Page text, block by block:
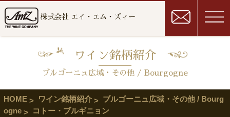
株式会社 エイ・エム・ズィー
ワイン銘柄紹介
ブルゴーニュ広域・その他 / Bourgogne
HOME ワイン銘柄紹介
ブルゴーニュ広域・その他 / Bourg
ogne
コトー・ブルギニョン